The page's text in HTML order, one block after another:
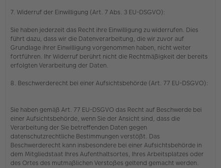
7. Widerruf der Einwilligung (Art. 7 Abs. 3 EU-DSGVO):
Sie haben jederzeit das Recht ihre Einwilligung zu widerrufen. Dies
führt dazu, dass wir die Datenverarbeitung, die wir zuvor auf
Grundlage ihrer Einwilligung vorgenommen haben, nicht weiter
fortführen. Ihr Widerruf berührt nicht die Rechtmäßigkeit der bereits
erfolgten Verarbeitung der Daten.
8. Beschwerderecht bei einer Aufsichtsbehörde (Art. 77 EU-DSGVO):
Sie haben gemäß Art. 77 EU-DSGVO das Recht auf Beschwerde bei
einer Aufsichtsbehörde, wenn Sie der Ansicht sind, dass die
Verarbeitung der Sie betreffenden Daten gegen
datenschutzrechtliche Bestimmungen verstößt. Das
Beschwerderecht kann insbesondere bei einer Aufsichtsbehörde in
dem Mitgliedstaat Ihres Aufenthaltsortes, Ihres Arbeitsplatzes oder
des Ortes des mutmaßlichen Verstoßes geltend gemacht werden.